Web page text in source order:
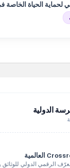
لحماية الحياة الخاصة
الدولية
الرقمي الدولي للوثائق